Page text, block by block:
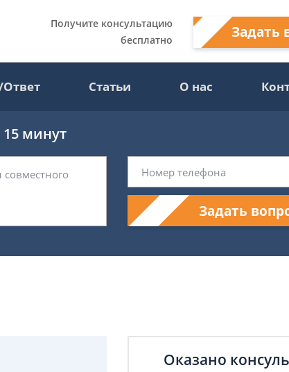
Получите консультацию
бесплатно
Задать
Статьи О нас
минут
Задать
Оказано